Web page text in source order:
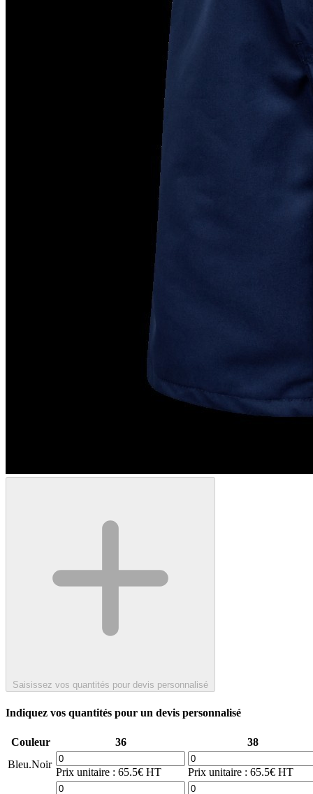
Saisissez vos quantités pour devis personnalisé
Indiquez vos quantités pour un devis personnalisé
Couleur 36
38
Bleu.Noir
Prix unitaire : 65.5€ HT Prix unitaire : 65.5€ HT